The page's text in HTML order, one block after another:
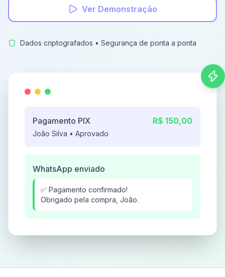
Ver Demonstração
Dados criptografados • Segurança de ponta a ponta
Pagamento PIX R$ 150,00
João Silva • Aprovado
WhatsApp enviado
✅ Pagamento confirmado!
Obrigado pela compra, João.